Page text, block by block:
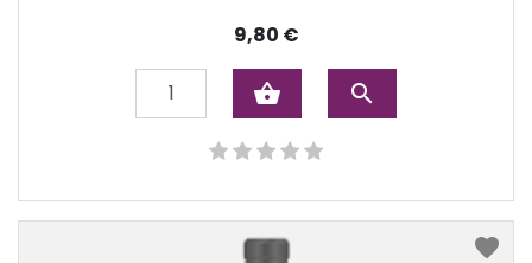
Prijs
9,80 €
shopping_basket 